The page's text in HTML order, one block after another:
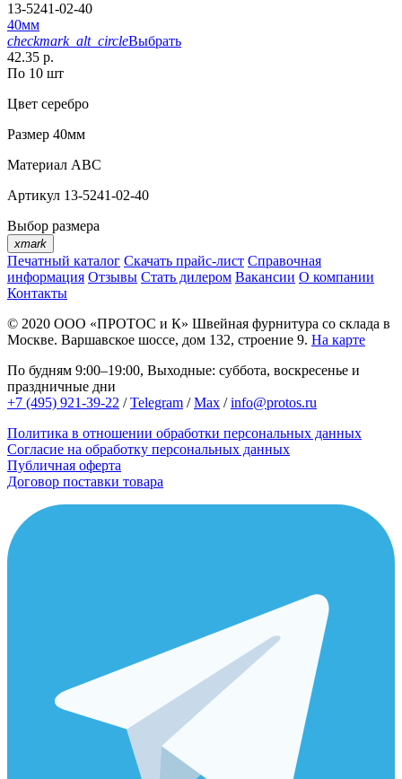
13-5241-02-40
40мм
checkmark_alt_circleВыбрать
42.35 р.
По 10 шт
Цвет серебро
Размер 40мм
Материал АВС
Артикул 13-5241-02-40
Выбор размера
xmark
Печатный каталог Скачать прайс-лист Справочная
информация Отзывы Стать дилером Вакансии О компании
Контакты
© 2020 ООО «ПРОТОС и К» Швейная фурнитура со склада в
Москве. Варшавское шоссе, дом 132, строение 9. На карте
По будням 9:00–19:00, Выходные: суббота, воскресенье и
праздничные дни
+7 (495) 921-39-22 /Telegram /Max /info@protos.ru
Политика в отношении обработки персональных данных
Согласие на обработку персональных данных
Публичная оферта
Договор поставки товара